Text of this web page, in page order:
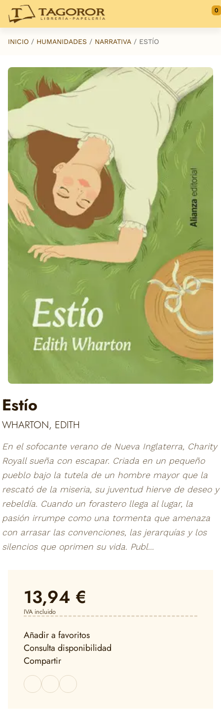
Saltar al contenido principal
0
INICIO HUMANIDADES NARRATIVA ESTÍO
Estío
WHARTON, EDITH
En el sofocante verano de Nueva Inglaterra, Charity
Royall sueña con escapar. Criada en un pequeño
pueblo bajo la tutela de un hombre mayor que la
rescató de la miseria, su juventud hierve de deseo y
rebeldía. Cuando un forastero llega al lugar, la
pasión irrumpe como una tormenta que amenaza
con arrasar las convenciones, las jerarquías y los
silencios que oprimen su vida. Publ...
13,94 €
IVA incluido
Añadir a favoritos
Consulta disponibilidad
Compartir